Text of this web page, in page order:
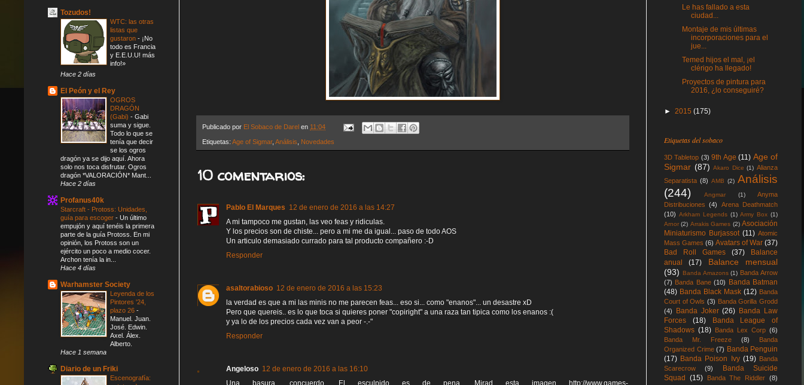
Publicado por El Sobaco de Darel en 11:04
Etiquetas: Age of Sigmar, Análisis Novedades
10 comentarios:
Pablo El Marques 12 de enero de 2016 a las 14:27
A mi tampoco me gustan, las veo feas y ridiculas.
Y los precios son de chiste... pero a mi me da igual... paso de todo AOS
Un articulo demasiado currado para tal producto compañero :-D
Responder
asaltorabioso 12 de enero de 2016 a las 15:23
la verdad es que a mi las minis no me parecen feas... eso si... como "enanos"... un desastre xD
Pero que quereis.. es lo que toca si quieres poner "copiright" a una raza tan tipica como los enanos :(
y ya lo de los precios cada vez van a peor -.-"
Responder
Angeloso 12 de enero de 2016 a las 16:10
Una basura, concuerdo. El esculpido es de pena. Mirad esta imagen http://www.games-
Tozudos!
WTC: las otras
listas que
gustaron - ¡No
todo es Francia
y E.E.U.U! más
info!»
Hace 2 días
El Peón y el Rey
OGROS
DRAGÓN
(Gabi) - Gabi
suma y sigue.
Todo lo que se
tenía que decir
se los ogros
dragón ya se dijo aquí. Ahora
solo nos toca disfrutar. Ogros
dragón *VALORACIÓN* Mant...
Hace 2 días
Profanus40k
Starcraft - Protoss: Unidades,
guía para escoger - Un último
empujón y aquí tenéis la primera
parte de la guía Protoss. En mi
opinión, los Protoss son un
ejército un poco a medio cocer.
Archon tenía la in...
Hace 4 días
Warhamster Society
Leyenda de los
Pintores '24,
plazo 26 -
Manuel. Juan.
José. Edwin.
Axel. Álex.
Alberto.
Hace 1 semana
Diario de un Friki
Escenografía:
Le has fallado a esta
ciudad...
Montaje de mis últimas
incorporaciones para el
jue...
Temed hijos el mal, ¡el
clérigo ha llegado!
Proyectos de pintura para
2016, ¿lo conseguiré?
► 2015 (175)
Etiquetas del sobaco
3D Tabletop (3) 9th Age (11) Age of
Sigmar (87) Akaro Dice (1) Alianza
Separatista (8) AMB (2) Análisis
(244)
Angmar (1)
Anyma
Distribuciones
(4)
Arena Deathmatch
(10) Arkham Legends (1) Army Box (1)
Arnor (2) Arrakis Games (2) Asociación
Miniaturismo Burjassot (11) Atomic
Mass Games (6) Avatars of War (37)
Bad Roll Games
(37)
Balance
anual
(17)
Balance mensual
(93)
Banda Amazons (1) Banda Arrow
(7) Banda Bane (10)
Banda Batman
(48) Banda Black Mask (12) Banda
Court of Owls (3) Banda Gorilla Grodd
(4)
Banda Joker (26) Banda Law
Forces
(18)
Banda League of
Shadows (18) Banda Lex Corp (6)
Banda Mr. Freeze
(8)
Banda
Organized Crime (7) Banda Penguin
(17) Banda Poison Ivy (19) Banda
Scarecrow
(9)
Banda Suicide
Squad
(15) Banda The Riddler (8)